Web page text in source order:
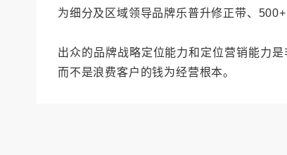
为细分及区域领导品牌乐普升修正带、
出众的品牌战略定位能力和定位营销能力
而不是浪费客户的钱为经营根本。